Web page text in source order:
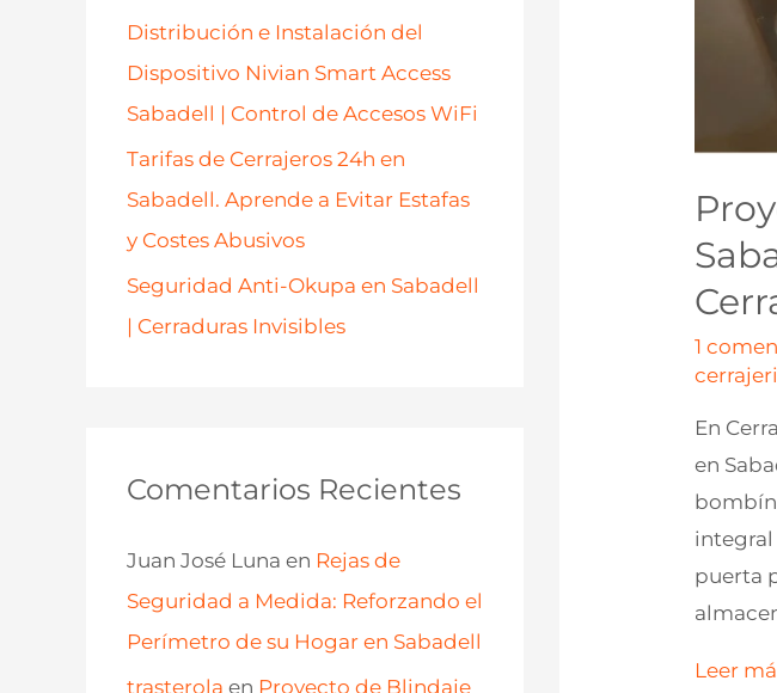
Distribución e Instalación del
Dispositivo Nivian Smart Access
Sabadell | Control de Accesos WiFi
Tarifas de Cerrajeros 24h en
Sabadell. Aprende a Evitar Estafas
y Costes Abusivos
Seguridad Anti-Okupa en Sabadell
| Cerraduras Invisibles
Comentarios Recientes
Juan José Luna en Rejas de
Seguridad a Medida: Reforzando el
Perímetro de su Hogar en Sabadell
trasterola en Proyecto de Blindaje
1
En
en
bombín
integral
puerta
Leer